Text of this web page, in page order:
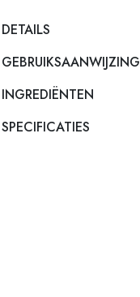
DETAILS
GEBRUIKSAANWIJZING
INGREDIËNTEN
SPECIFICATIES